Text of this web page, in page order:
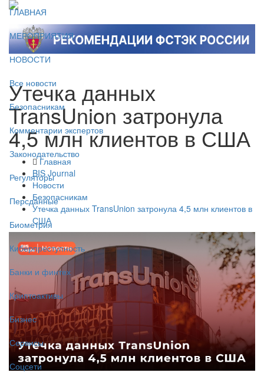
ГЛАВНАЯ
МЕРОПРИЯТИЯ
НОВОСТИ
Все новости
Безопасникам
Комментарии экспертов
Законодательство
Регуляторы
Персданные
Биометрия
Киберпреступность
Банки и финтех
Криптоактивы
Бизнес
Сервисы
Соцсети
Утечка данных
TransUnion затронула
4,5 млн клиентов в США
Главная
BIS Journal
Новости
Безопасникам
Утечка данных TransUnion затронула 4,5 млн клиентов в
США